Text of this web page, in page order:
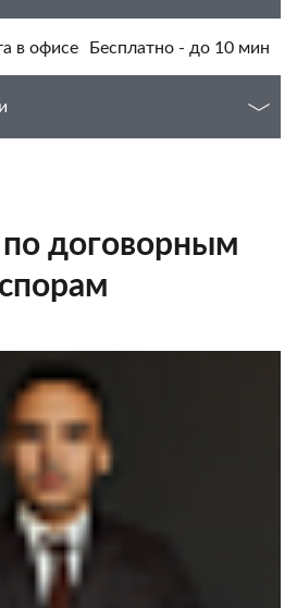
в офисе Бесплатно - до 10 мин
договорным
спорам